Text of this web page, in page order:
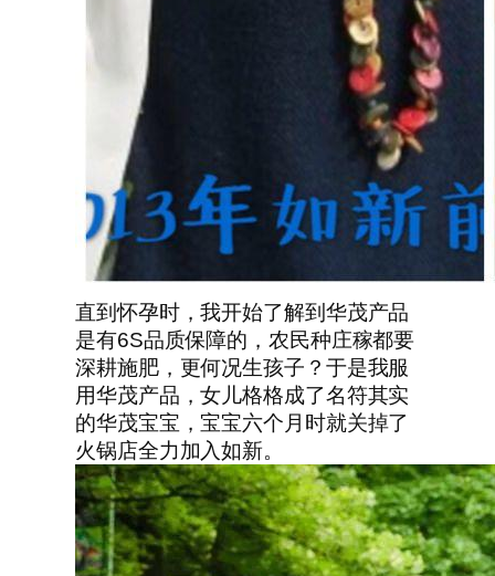
直到怀孕时，我开始了解到华茂产品
是有6S品质保障的，农民种庄稼都要
深耕施肥，更何况生孩子？于是我服
用华茂产品，女儿格格成了名符其实
的华茂宝宝，宝宝六个月时就关掉了
火锅店全力加入如新。